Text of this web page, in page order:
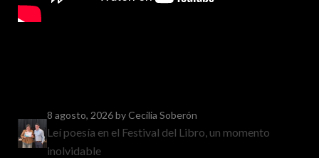
8 agosto, 2026by Cecilia Soberón
Leí poesía en el Festival del Libro, un momento
inolvidable